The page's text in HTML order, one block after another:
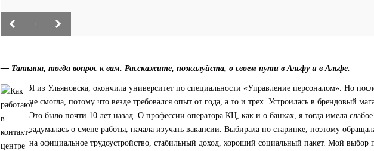
— Татьяна, тогда вопрос к вам. Расскажите, пожалуйста, о своем пути в Альфу и в Альфе.
Я из Ульяновска, окончила университет по специальности «Управление персоналом». Но
не смогла, потому что везде требовался опыт от года, а то и трех. Устроилась в брендовый
Это было почти 10 лет назад. О профессии оператора КЦ, как и о банках, я тогда имела слабое
задумалась о смене работы, начала изучать вакансии. Выбирала по старинке, поэтому
на официальное трудоустройство, стабильный доход, хороший социальный пакет. Мой